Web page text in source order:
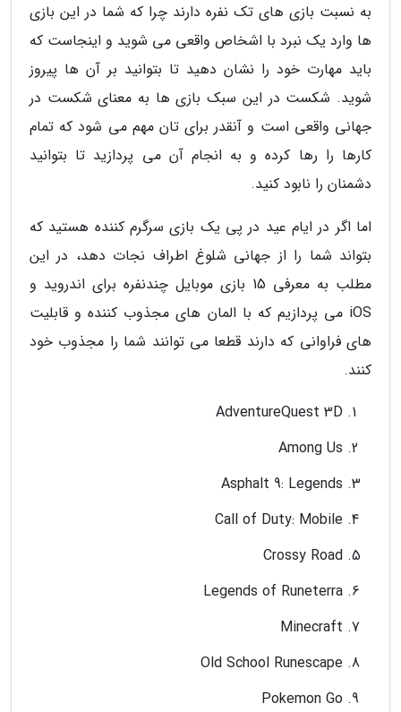
به نسبت بازی های تک نفره دارند چرا که شما در این بازی
ها وارد یک نبرد با اشخاص واقعی می شوید و اینجاست که
باید مهارت خود را نشان دهید تا بتوانید بر آن ها پیروز
شوید. شکست در این سبک بازی ها به معنای شکست در
جهانی واقعی است و آنقدر برای تان مهم می شود که تمام
کارها را رها کرده و به انجام آن می پردازید تا بتوانید
دشمنان را نابود کنید.
اما اگر در ایام عید در پی یک بازی سرگرم کننده هستید که
بتواند شما را از جهانی شلوغ اطراف نجات دهد، در این
مطلب به معرفی 15 بازی موبایل چندنفره برای اندروید و
iOS می پردازیم که با المان های مجذوب کننده و قابلیت
های فراوانی که دارند قطعا می توانند شما را مجذوب خود
کنند.
AdventureQuest 3D
Among Us
Asphalt 9: Legends
Call of Duty: Mobile
Crossy Road
Legends of Runeterra
Minecraft
Old School Runescape
Pokemon Go